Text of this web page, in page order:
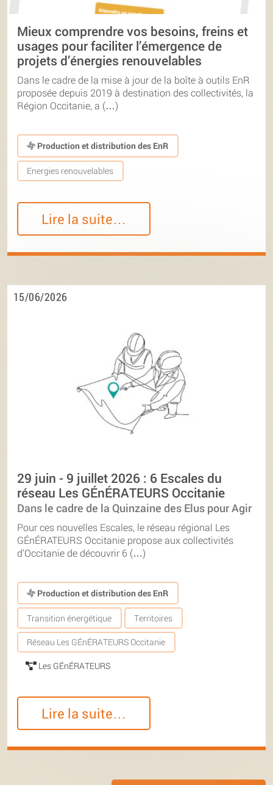
Mieux comprendre vos besoins, freins et
usages pour faciliter l’émergence de
projets d’énergies renouvelables
Dans le cadre de la mise à jour de la boîte à outils EnR
proposée depuis 2019 à destination des collectivités, la
Région Occitanie, a (…)
Production et distribution des EnR
Energies renouvelables
Lire la suite…
15/06/2026
29 juin - 9 juillet 2026 : 6 Escales du
réseau Les GÉnÉRATEURS Occitanie
Dans le cadre de la Quinzaine des Elus pour Agir
Pour ces nouvelles Escales, le réseau régional Les
GÉnÉRATEURS Occitanie propose aux collectivités
d’Occitanie de découvrir 6 (…)
Production et distribution des EnR
Transition énergétique Territoires
Réseau Les GÉnÉRATEURS Occitanie
Les GÉnÉRATEURS
Lire la suite…